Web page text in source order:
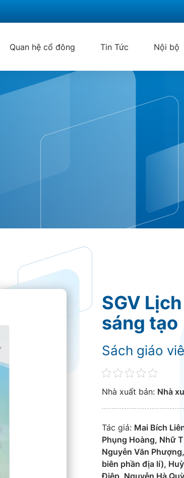
Quan hệ cổ đông Tin Tức Nội bộ
SGV
sáng tạo
Sách giáo
Nhà xuất bản: Nhà
Tác giả: Mai Bích
Phụng Hoàng, Nhữ
Nguyễn Văn
biên phần địa lí),